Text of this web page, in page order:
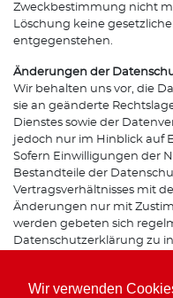
Wir verwenden
Zweckbestimmung nicht
Löschung keine
entgegenstehen.
Änderungen der
Wir behalten uns vor, die
sie an geänderte
Dienstes sowie der
jedoch nur im Hinblick auf
Sofern Einwilligungen der
Bestandteile der
Vertragsverhältnisses mit
Änderungen nur mit
werden gebeten sich
Datenschutzerklärung zu
Bei Fragen zur Erhebung,